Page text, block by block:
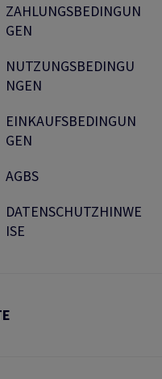
ZAHLUNGSBEDINGUN
GEN
NUTZUNGSBEDINGU
NGEN
EINKAUFSBEDINGUN
GEN
AGBS
DATENSCHUTZHINWE
ISE